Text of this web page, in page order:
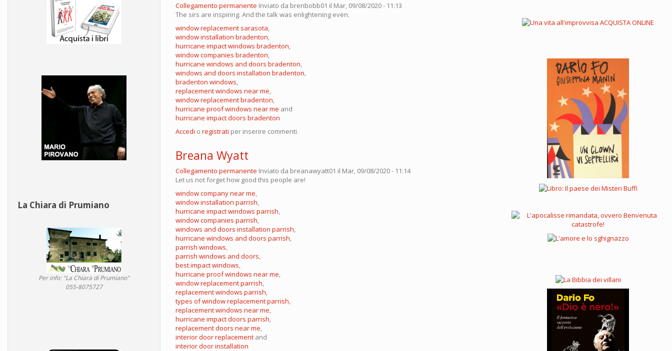
La Chiara di Prumiano
Per info: "La Chiara di Prumiano"
055-8075727
Collegamento permanente Inviato da brenbobb01 il Mar, 09/08/2020 - 11:13
The sirs are inspiring. And the talk was enlightening even.
window replacement sarasota,
window installation bradenton,
hurricane impact windows bradenton,
window companies bradenton,
hurricane windows and doors bradenton,
windows and doors installation bradenton,
bradenton windows,
replacement windows near me,
window replacement bradenton,
hurricane proof windows near me and
hurricane impact doors bradenton
Accedi o registrati per inserire commenti.
Breana Wyatt
Collegamento permanente Inviato da breanawyatt01 il Mar, 09/08/2020 - 11:14
Let us not forget how good this people are!
window company near me,
window installation parrish,
hurricane impact windows parrish,
window companies parrish,
windows and doors installation parrish,
hurricane windows and doors parrish,
parrish windows,
parrish windows and doors,
best impact windows,
hurricane proof windows near me,
window replacement parrish,
replacement windows parrish,
types of window replacement parrish,
replacement windows near me,
hurricane impact doors parrish,
replacement doors near me,
interior door replacement and
interior door installation